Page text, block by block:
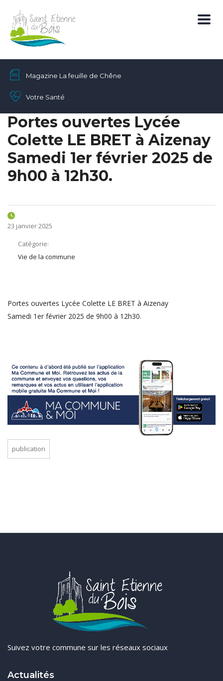
Magazine La feuille de Chêne
Votre Santé
Portes ouvertes Lycée
Colette LE BRET à Aizenay
Samedi 1er février 2025 de
9h00 à 12h30.
23 janvier 2025
Catégorie:
Vie de la commune
Portes ouvertes Lycée Colette LE BRET à Aizenay
Samedi 1er février 2025 de 9h00 à 12h30.
publication
Suivez votre commune sur les réseaux sociaux
Actualités